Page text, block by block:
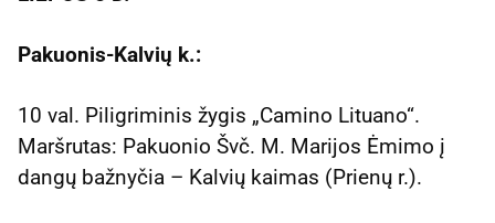
Pakuonis-Kalvių k.:
10 val. Piligriminis žygis „Camino Lituano“.
Maršrutas: Pakuonio Švč. M. Marijos Ėmimo į
dangų bažnyčia – Kalvių kaimas (Prienų r.).